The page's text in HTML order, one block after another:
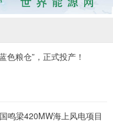
色粮仓”，正式投产！
鸣梁420MW海上风电项目